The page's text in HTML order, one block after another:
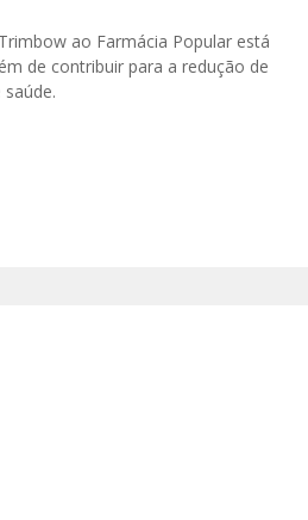
ao Farmácia Popular está
de contribuir para a redução de